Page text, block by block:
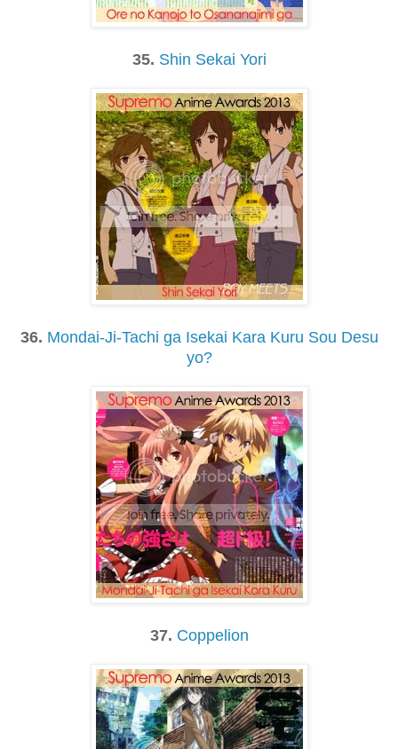
35. Shin Sekai Yori
36. Mondai-Ji-Tachi ga Isekai Kara Kuru Sou Desu
yo?
37. Coppelion